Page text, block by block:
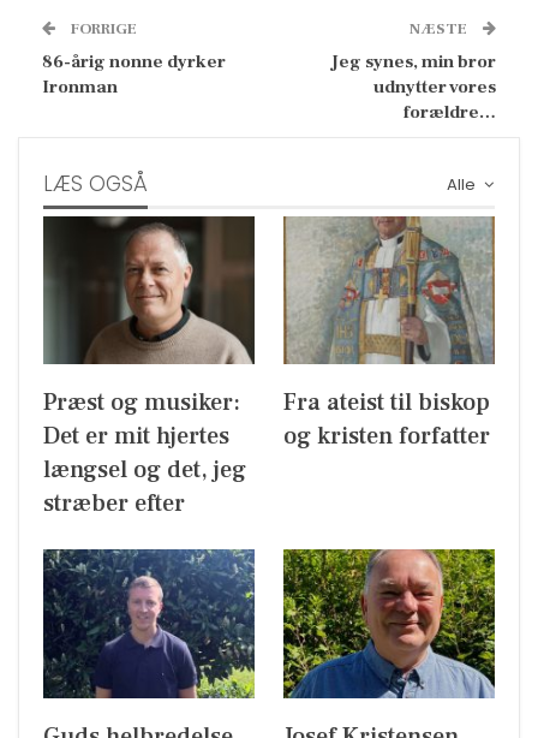
FORRIGE
86-årig nonne dyrker
Ironman
NÆSTE
Jeg synes, min bror
udnytter vores
forældre…
Alle
LÆS OGSÅ
Præst og musiker:
Det er mit hjertes
længsel og det, jeg
stræber efter
Fra ateist til biskop
og kristen forfatter